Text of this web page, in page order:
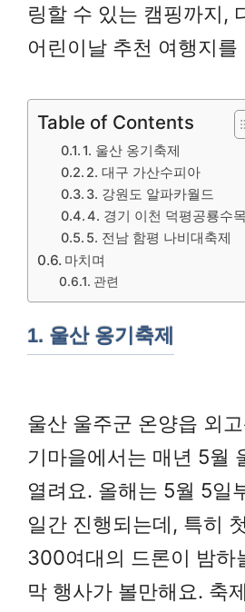
링할 수 있는 캠핑까지,
어린이날 추천 여행지를
Table of Contents
1. 울산 옹기축제
2. 대구 가산수피아
3. 강원도 알파카월드
4. 경기 이천 덕평공룡수
5. 전남 함평 나비대축제
마치며
관련
1. 울산 옹기축제
울산 울주군 온양읍 외
기마을에서는 매년 5월
열려요. 올해는 5월 5일
일간 진행되는데, 특히
300여대의 드론이 밤하
막 행사가 볼만해요. 축